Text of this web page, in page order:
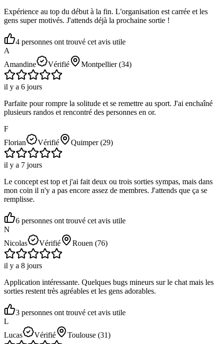
Expérience au top du début à la fin. L'organisation est carrée et les
gens super motivés. J'attends déjà la prochaine sortie !
4 personnes onttrouvé cet avis utile
A
Amandine
Vérifié Montpellier(34)
il y a 6 jours
Parfaite pour rompre la solitude et se remettre au sport. J'ai enchaîné
plusieurs randos et rencontré des personnes en or.
F
Florian
Vérifié Quimper(29)
il y a 7 jours
Le concept est top et j'ai fait deux ou trois sorties sympas, mais dans
mon coin il n'y a pas encore assez de membres. J'attends que ça se
remplisse.
6 personnes onttrouvé cet avis utile
N
Nicolas
Vérifié Rouen (76)
il y a 8 jours
Application intéressante. Quelques bugs mineurs sur le chat mais les
sorties restent très agréables et les gens adorables.
3 personnes onttrouvé cet avis utile
L
Lucas
Vérifié Toulouse (31)